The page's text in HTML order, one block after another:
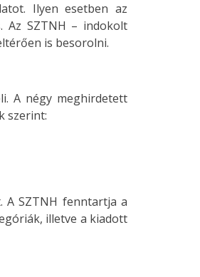
Ilyen esetben az
Az SZTNH – indokolt
is besorolni.
A négy meghirdetett
szerint:
A SZTNH fenntartja a
illetve a kiadott